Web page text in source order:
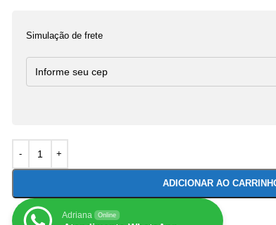
Simulação de frete
ADICIONAR AO
Adriana Online